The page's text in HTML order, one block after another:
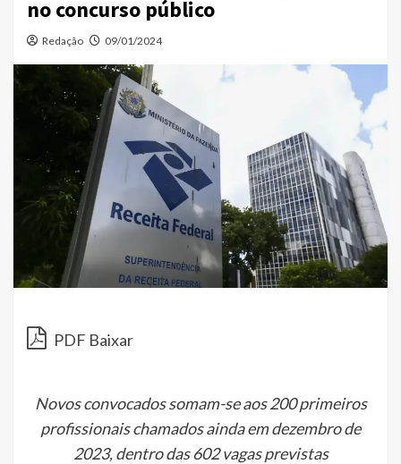
no concurso público
Redação 09/01/2024
PDF Baixar
Novos convocados somam-se aos 200 primeiros
profissionais chamados ainda em dezembro de
2023, dentro das 602 vagas previstas